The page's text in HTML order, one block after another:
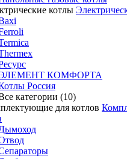
КОМФОРТА
Россия
категории (10)